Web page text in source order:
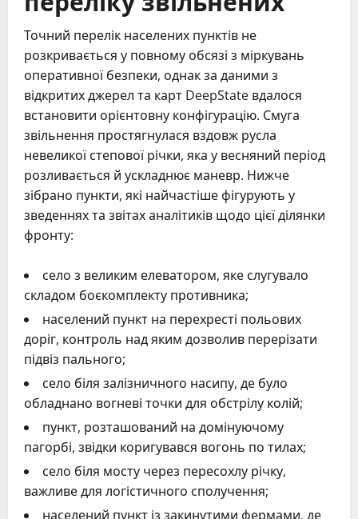
Точний перелік населених пунктів не
розкривається у повному обсязі з міркувань
оперативної безпеки, однак за даними з
відкритих джерел та карт DeepState вдалося
встановити орієнтовну конфігурацію. Смуга
звільнення простягнулася вздовж русла
невеликої степової річки, яка у весняний період
розливається й ускладнює маневр. Нижче
зібрано пункти, які найчастіше фігурують у
зведеннях та звітах аналітиків щодо цієї ділянки
фронту:
село з великим елеватором, яке слугувало
складом боєкомплекту противника;
населений пункт на перехресті польових
доріг, контроль над яким дозволив перерізати
підвіз пального;
село біля залізничного насипу, де було
обладнано вогневі точки для обстрілу колій;
пункт, розташований на домінуючому
пагорбі, звідки коригувався вогонь по тилах;
село біля мосту через пересохлу річку,
важливе для логістичного сполучення;
населений пункт із закинутими фермами, де